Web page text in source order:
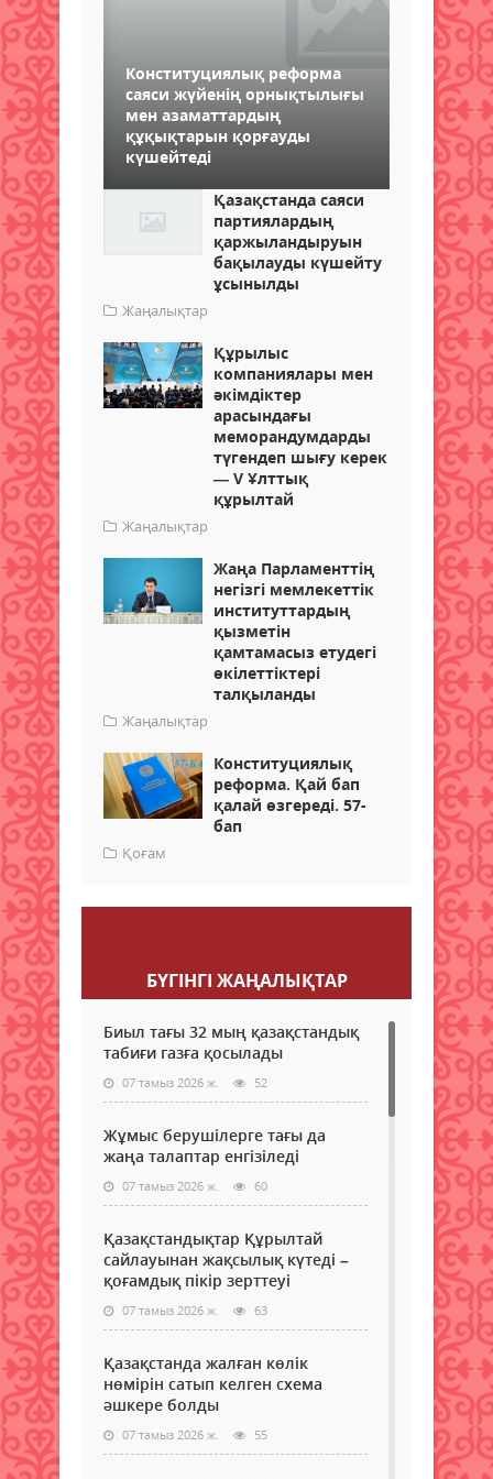
Конституциялық реформа
саяси жүйенің орнықтылығы
мен азаматтардың
құқықтарын қорғауды
күшейтеді
Қазақстанда саяси
партиялардың
қаржыландыруын
бақылауды күшейту
ұсынылды
Жаңалықтар
Құрылыс
компаниялары мен
әкімдіктер
арасындағы
меморандумдарды
түгендеп шығу керек
— V Ұлттық
құрылтай
Жаңалықтар
Жаңа Парламенттің
негізгі мемлекеттік
институттардың
қызметін
қамтамасыз етудегі
өкілеттіктері
талқыланды
Жаңалықтар
Конституциялық
реформа. Қай бап
қалай өзгереді. 57-
бап
Қоғам
БҮГІНГI ЖАҢАЛЫҚТАР
Биыл тағы 32 мың қазақстандық
табиғи газға қосылады
07 тамыз 2026 ж. 52
Жұмыс берушілерге тағы да
жаңа талаптар енгізіледі
07 тамыз 2026 ж. 60
Қазақстандықтар Құрылтай
сайлауынан жақсылық күтеді –
қоғамдық пікір зерттеуі
07 тамыз 2026 ж. 63
Қазақстанда жалған көлік
нөмірін сатып келген схема
әшкере болды
07 тамыз 2026 ж. 55